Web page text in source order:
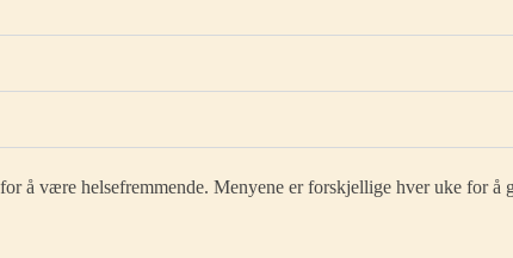
å være helsefremmende. Menyene er forskjellige hver uke for å